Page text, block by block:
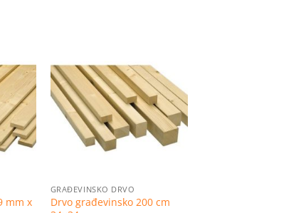
Dodaj
listu
želja
mm x
Dodaj
na
listu
želja
GRAĐEVINSKO DRVO
Drvo građevinsko 200 cm